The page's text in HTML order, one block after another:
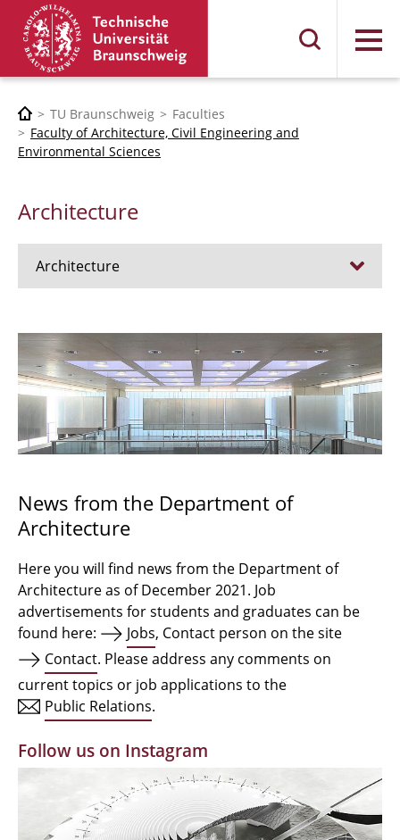
Menu
TU Braunschweig
Faculties
Faculty of Architecture, Civil Engineering and
Environmental Sciences
Architecture
Architecture
Admission procedure 2024
Bachelor Architecture
Bachelor Architecture+
Qualification profile
Semester Programme
Internationales
Facilities
Alumni | cloud club
Documents and Downloads
News from the Department of
Architecture
Here you will find news from the Department of
Architecture as of December 2021. Job
advertisements for students and graduates can be
found here:
Jobs, Contact person on the site
Contact. Please address any comments on
current topics or job applications to the
Public Relations.
Follow us on Instagram